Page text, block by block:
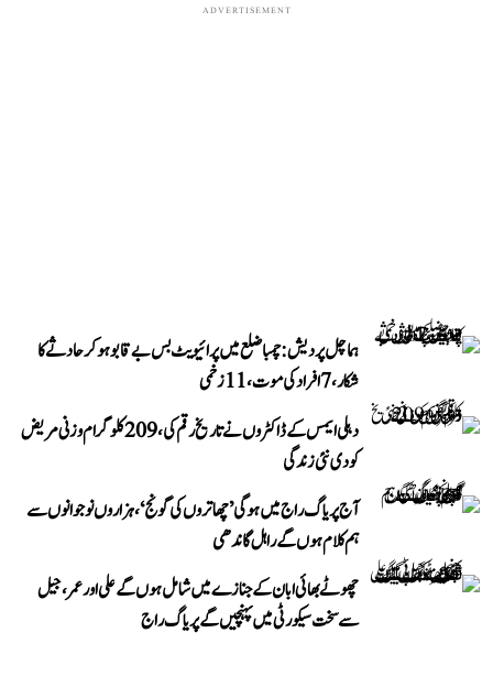
ADVERTISEMENT
ہماچل پردیش: چمبا ضلع میں پرائیویٹ بس بے قابو ہوکر حادثے کا
شکار، 7 افراد کی موت، 11 زخمی
دہلی ایمس کے ڈاکٹروں نے تاریخ رقم کی، 209 کلوگرام وزنی مریض
کو دی نئی زندگی
آج پریاگ راج میں ہوگی ’چھاتروں کی گونج‘، ہزاروں نوجوانوں سے
ہم کلام ہوں گے راہل گاندھی
چھوٹے بھائی ابان کے جنازے میں شامل ہوں گے علی اور عمر، جیل
سے سخت سیکورٹی میں پہنچیں گے پریاگ راج